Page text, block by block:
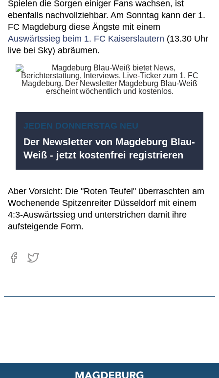
Spielen die Sorgen einiger Fans wachsen, ist
ebenfalls nachvollziehbar. Am Sonntag kann der 1.
FC Magdeburg diese Ängste mit einem
Auswärtssieg beim 1. FC Kaiserslautern (13.30 Uhr
live bei Sky) abräumen.
JEDEN DONNERSTAG NEU
Der Newsletter von Magdeburg Blau-
Weiß - jetzt kostenfrei registrieren
Aber Vorsicht: Die "Roten Teufel" überraschten am
Wochenende Spitzenreiter Düsseldorf mit einem
4:3-Auswärtssieg und unterstrichen damit ihre
aufsteigende Form.